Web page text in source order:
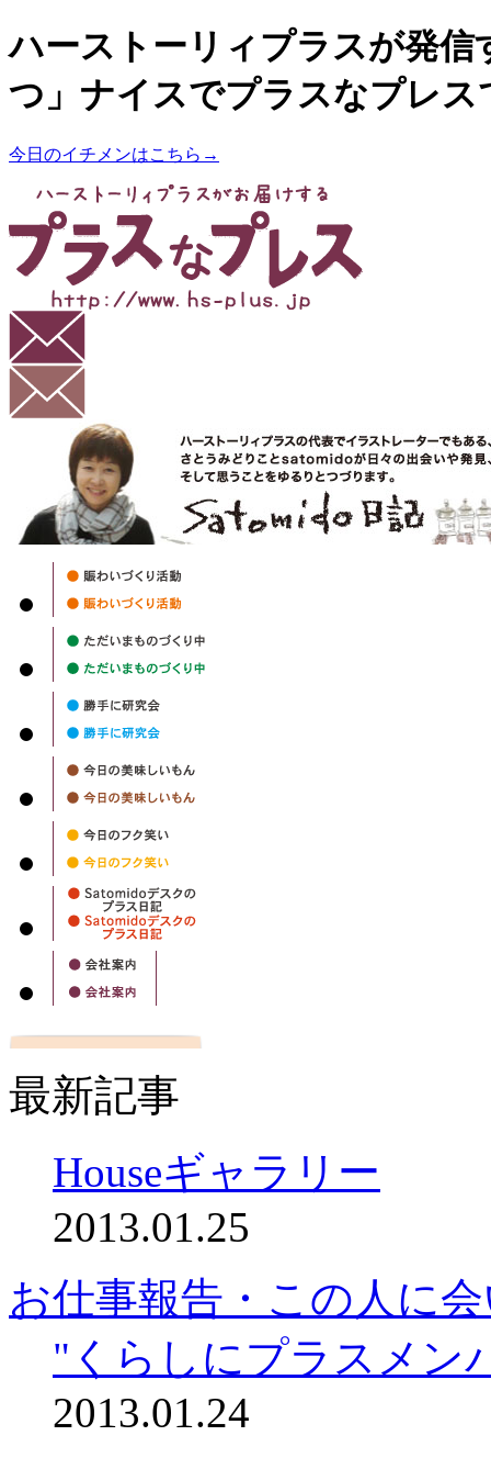
ハーストーリィプラスが発信
つ」ナイスでプラスなプレス
今日のイチメンはこちら→
最新記事
Houseギャラリー
2013.01.25
お仕事報告・この人に
"くらしにプラスメン
2013.01.24